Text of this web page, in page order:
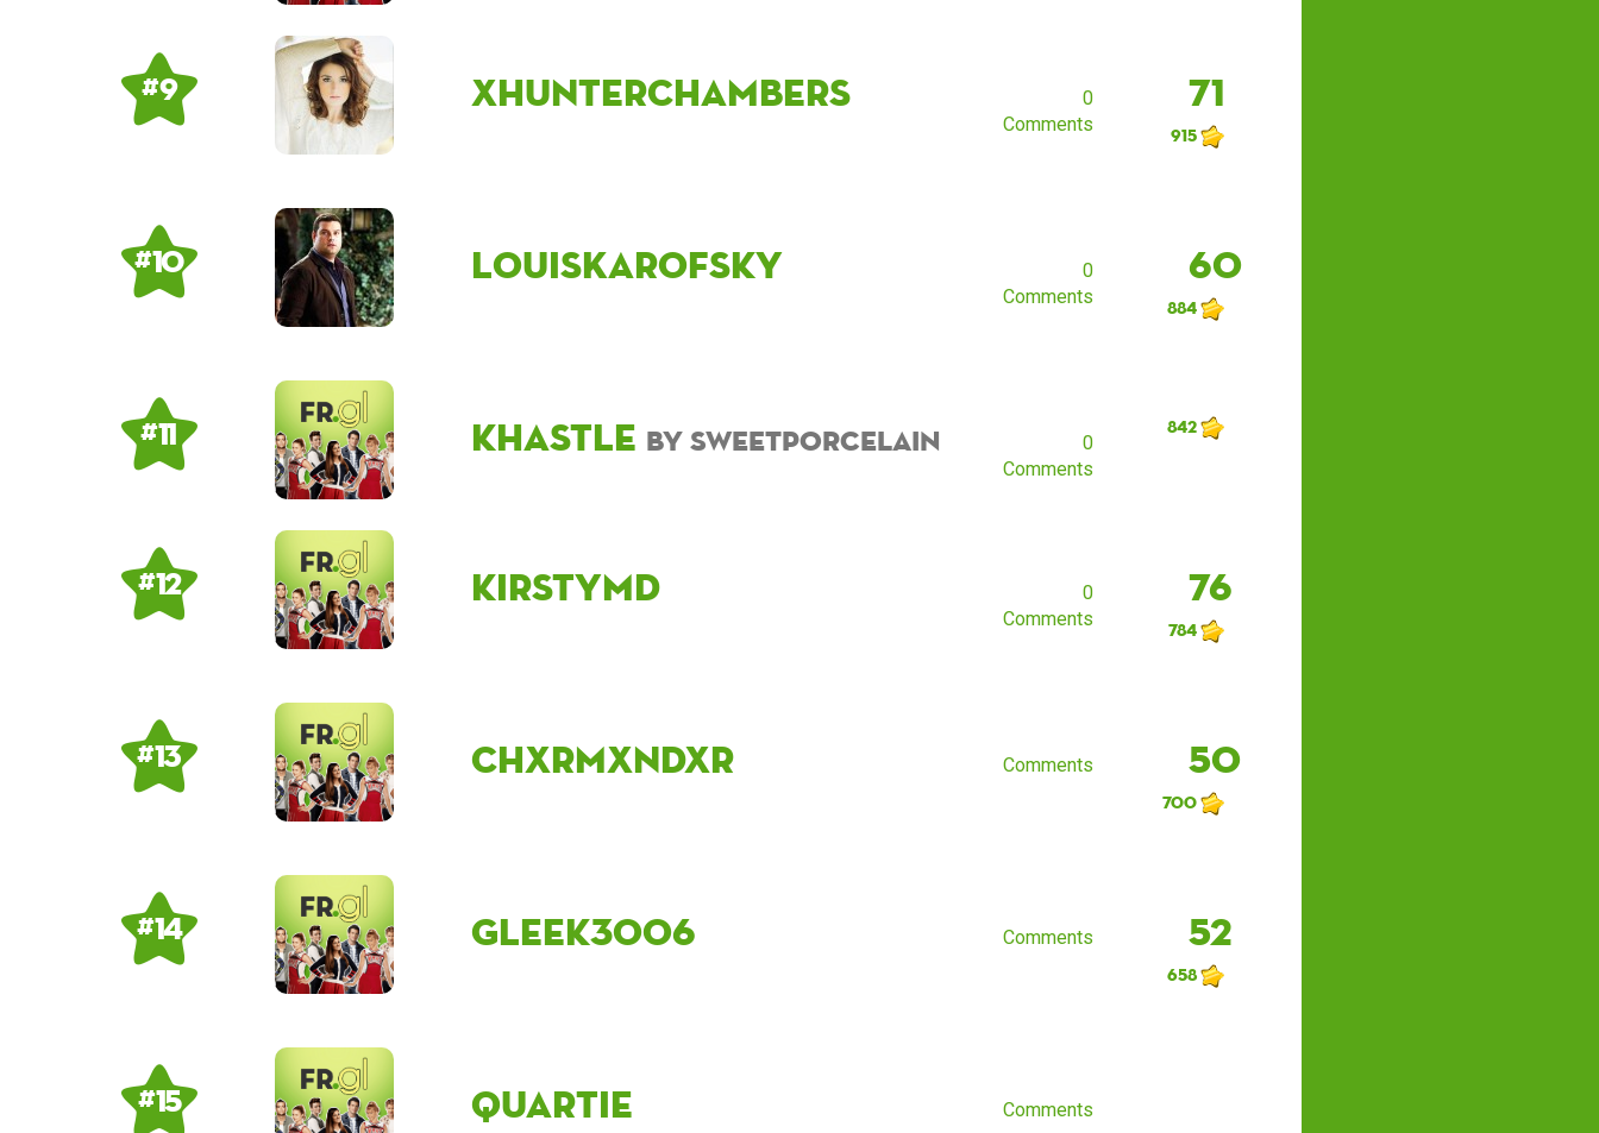
# 9 xhunterchambers
0
Comments
71
915
# 10 LouisKarofsky
0
Comments
60
884
# 11 khastle by sweetporcelain
0
Comments
842
# 12 kirstymd
0
Comments
76
784
# 13 chxrmxndxr Comments 50
700
# 14 Gleek3006 Comments 52
658
# 15 Quartie Comments